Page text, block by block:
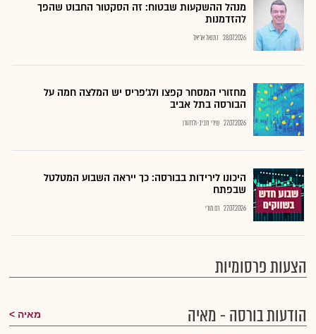
מנהל ההשקעות שבטוח: זה הסקטור החבוט שהפך
להזדמנות
28.07.2026 נתנאל אריאל
מחזורי המסחר קפצו ולג'פריס יש המלצה חמה על
הבורסה בתל אביב
27.07.2026 שירי חביב-ולדהורן
היכונו לירידות בבורסה: כך ייראה השבוע המטלטל
שבפתח
27.07.2026 רם מורי
הצעות פרסומיות
הודעות בורסה - מאיה
מאיה